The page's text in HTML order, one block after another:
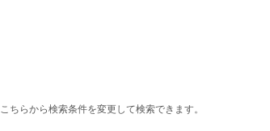
こちらから検索条件を変更して検索できます。